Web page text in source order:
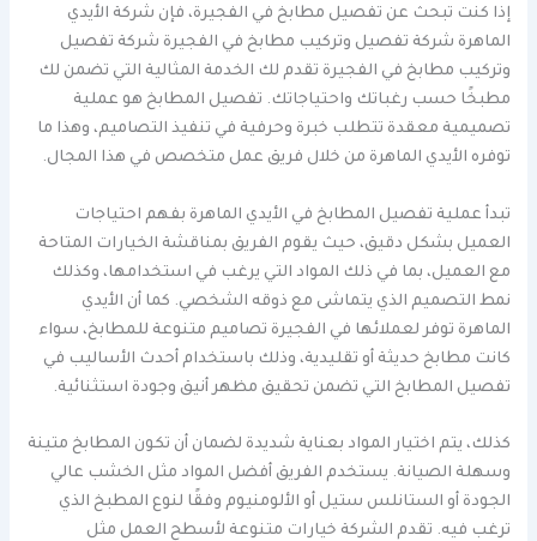
إذا كنت تبحث عن تفصيل مطابخ في الفجيرة، فإن شركة الأيدي
الماهرة شركة تفصيل وتركيب مطابخ في الفجيرة شركة تفصيل
وتركيب مطابخ في الفجيرة تقدم لك الخدمة المثالية التي تضمن لك
مطبخًا حسب رغباتك واحتياجاتك. تفصيل المطابخ هو عملية
تصميمية معقدة تتطلب خبرة وحرفية في تنفيذ التصاميم، وهذا ما
توفره الأيدي الماهرة من خلال فريق عمل متخصص في هذا المجال.
تبدأ عملية تفصيل المطابخ في الأيدي الماهرة بفهم احتياجات
العميل بشكل دقيق، حيث يقوم الفريق بمناقشة الخيارات المتاحة
مع العميل، بما في ذلك المواد التي يرغب في استخدامها، وكذلك
نمط التصميم الذي يتماشى مع ذوقه الشخصي. كما أن الأيدي
الماهرة توفر لعملائها في الفجيرة تصاميم متنوعة للمطابخ، سواء
كانت مطابخ حديثة أو تقليدية، وذلك باستخدام أحدث الأساليب في
تفصيل المطابخ التي تضمن تحقيق مظهر أنيق وجودة استثنائية.
كذلك، يتم اختيار المواد بعناية شديدة لضمان أن تكون المطابخ متينة
وسهلة الصيانة. يستخدم الفريق أفضل المواد مثل الخشب عالي
الجودة أو الستانلس ستيل أو الألومنيوم وفقًا لنوع المطبخ الذي
ترغب فيه. تقدم الشركة خيارات متنوعة لأسطح العمل مثل